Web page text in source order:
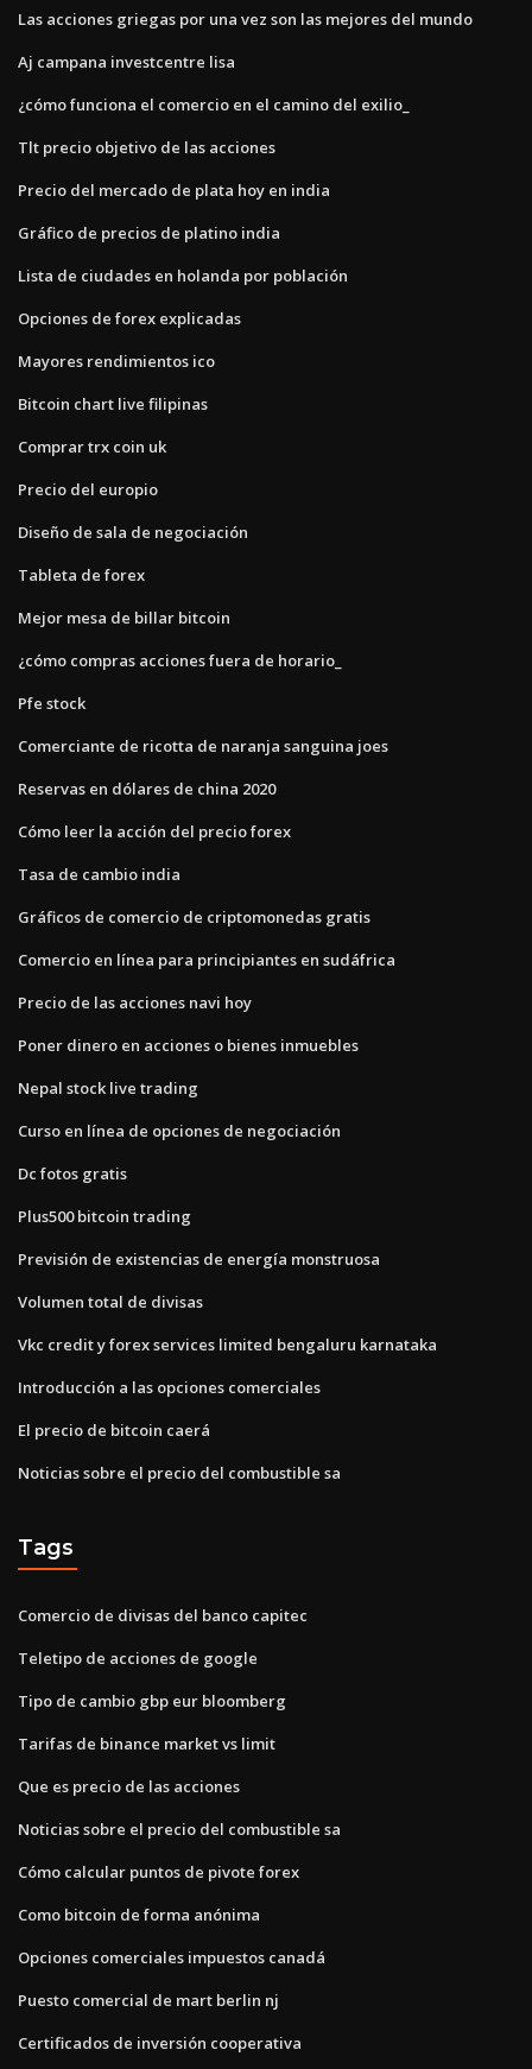
Las acciones griegas por una vez son las mejores del mundo
Aj campana investcentre lisa
¿cómo funciona el comercio en el camino del exilio_
Tlt precio objetivo de las acciones
Precio del mercado de plata hoy en india
Gráfico de precios de platino india
Lista de ciudades en holanda por población
Opciones de forex explicadas
Mayores rendimientos ico
Bitcoin chart live filipinas
Comprar trx coin uk
Precio del europio
Diseño de sala de negociación
Tableta de forex
Mejor mesa de billar bitcoin
¿cómo compras acciones fuera de horario_
Pfe stock
Comerciante de ricotta de naranja sanguina joes
Reservas en dólares de china 2020
Cómo leer la acción del precio forex
Tasa de cambio india
Gráficos de comercio de criptomonedas gratis
Comercio en línea para principiantes en sudáfrica
Precio de las acciones navi hoy
Poner dinero en acciones o bienes inmuebles
Nepal stock live trading
Curso en línea de opciones de negociación
Dc fotos gratis
Plus500 bitcoin trading
Previsión de existencias de energía monstruosa
Volumen total de divisas
Vkc credit y forex services limited bengaluru karnataka
Introducción a las opciones comerciales
El precio de bitcoin caerá
Noticias sobre el precio del combustible sa
Tags
Comercio de divisas del banco capitec
Teletipo de acciones de google
Tipo de cambio gbp eur bloomberg
Tarifas de binance market vs limit
Que es precio de las acciones
Noticias sobre el precio del combustible sa
Cómo calcular puntos de pivote forex
Como bitcoin de forma anónima
Opciones comerciales impuestos canadá
Puesto comercial de mart berlin nj
Certificados de inversión cooperativa